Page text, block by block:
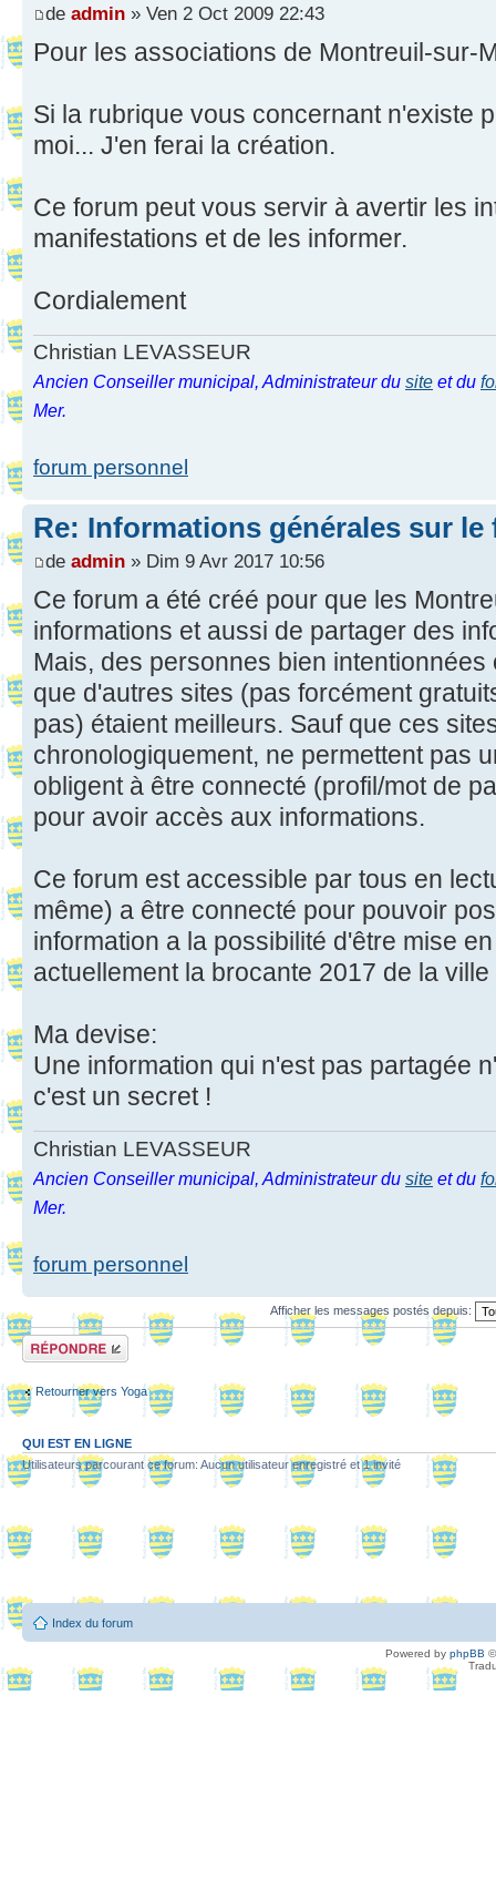
de admin » Ven 2 Oct 2009 22:43
Pour les associations de Montreuil-sur-
Si la rubrique vous concernant n'existe
moi... J'en ferai la création.
Ce forum peut vous servir à avertir les
manifestations et de les informer.
Cordialement
Christian LEVASSEUR
Ancien Conseiller municipal, Administrateur du site et du
Mer.
forum personnel
Re: Informations générales sur le
de admin » Dim 9 Avr 2017 10:56
Ce forum a été créé pour que les
informations et aussi de partager des
Mais, des personnes bien
que d'autres sites (pas forcément
pas) étaient meilleurs. Sauf que ces
chronologiquement, ne permettent pas
obligent à être connecté (profil/mot de
pour avoir accès aux informations.
Ce forum est accessible par tous en
même) a être connecté pour pouvoir
information a la possibilité d'être mise
actuellement la brocante 2017 de la
Ma devise:
Une information qui n'est pas partagée
c'est un secret !
Christian LEVASSEUR
Ancien Conseiller municipal, Administrateur du site et du
Mer.
forum personnel
Afficher les messages postés depuis:
Répondre
Retourner vers Yoga
QUI EST EN LIGNE
Utilisateurs parcourant ce forum: Aucun utilisateur enregistré et 1 invité
Index du forum
Powered by phpBB